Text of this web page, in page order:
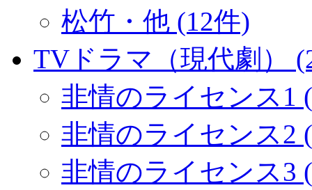
松竹・他 (12件)
TVドラマ（現代劇）
非情のライセンス1
非情のライセンス2
非情のライセンス3